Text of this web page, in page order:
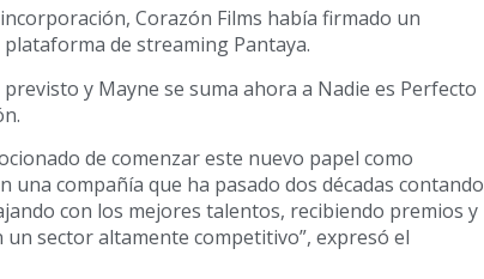
Corazón Films había firmado un
de streaming Pantaya.
y Mayne se suma ahora a Nadie es Perfecto
de comenzar este nuevo papel como
una compañía que ha pasado dos décadas contando
con los mejores talentos, recibiendo premios y
sector altamente competitivo”, expresó el